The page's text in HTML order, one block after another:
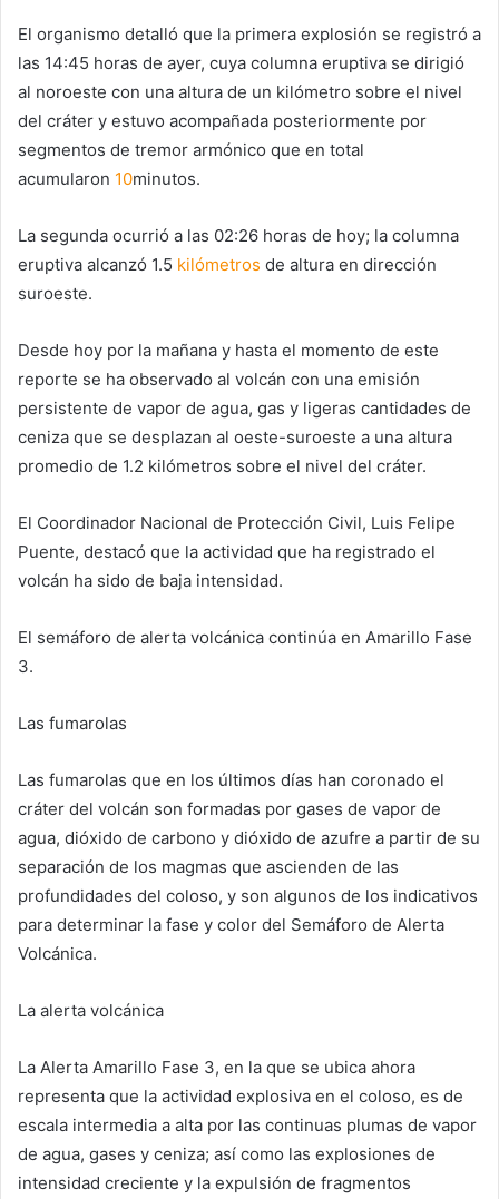
El organismo detalló que la primera explosión se registró a
las 14:45 horas de ayer, cuya columna eruptiva se dirigió
al noroeste con una altura de un kilómetro sobre el nivel
del cráter y estuvo acompañada posteriormente por
segmentos de tremor armónico que en total
acumularon 10minutos.
La segunda ocurrió a las 02:26 horas de hoy; la columna
eruptiva alcanzó 1.5 kilómetros de altura en dirección
suroeste.
Desde hoy por la mañana y hasta el momento de este
reporte se ha observado al volcán con una emisión
persistente de vapor de agua, gas y ligeras cantidades de
ceniza que se desplazan al oeste-suroeste a una altura
promedio de 1.2 kilómetros sobre el nivel del cráter.
El Coordinador Nacional de Protección Civil, Luis Felipe
Puente, destacó que la actividad que ha registrado el
volcán ha sido de baja intensidad.
El semáforo de alerta volcánica continúa en Amarillo Fase
3.
Las fumarolas
Las fumarolas que en los últimos días han coronado el
cráter del volcán son formadas por gases de vapor de
agua, dióxido de carbono y dióxido de azufre a partir de su
separación de los magmas que ascienden de las
profundidades del coloso, y son algunos de los indicativos
para determinar la fase y color del Semáforo de Alerta
Volcánica.
La alerta volcánica
La Alerta Amarillo Fase 3, en la que se ubica ahora
representa que la actividad explosiva en el coloso, es de
escala intermedia a alta por las continuas plumas de vapor
de agua, gases y ceniza; así como las explosiones de
intensidad creciente y la expulsión de fragmentos